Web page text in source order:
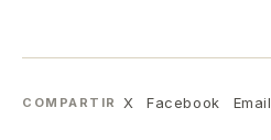
COMPARTIR X Facebook Email